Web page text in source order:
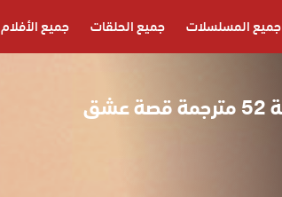
جميع المسلسلات جميع الحلقات جميع الأفلام
مسلسل ثلاث اخوات الحلقة 52 مترجمة قصة عشق